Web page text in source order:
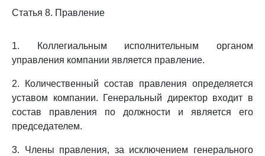
Статья 8. Правление
1. Коллегиальным исполнительным органом
управления компании является правление.
2. Количественный состав правления определяется
уставом компании. Генеральный директор входит в
состав правления по должности и является его
председателем.
3. Члены правления, за исключением генерального